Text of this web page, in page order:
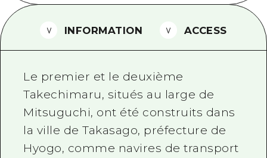
Téléchargement de Photos
Informations sur le transport en
Brochure touristique
INFORMATION ACCESS
Le premier et le deuxième
Takechimaru, situés au large de
Mitsuguchi, ont été construits dans
la ville de Takasago, préfecture de
Hyogo, comme navires de transport